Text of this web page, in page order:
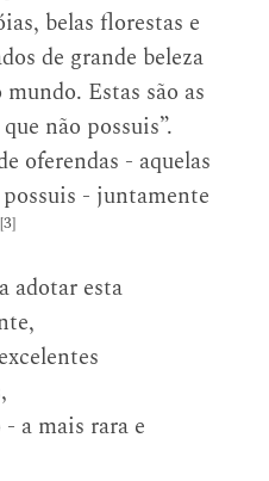
belas florestas e
de grande beleza
Estas são as
não possuis”.
oferendas - aquelas
possuis - juntamente
[3]
adotar esta
a mais rara e